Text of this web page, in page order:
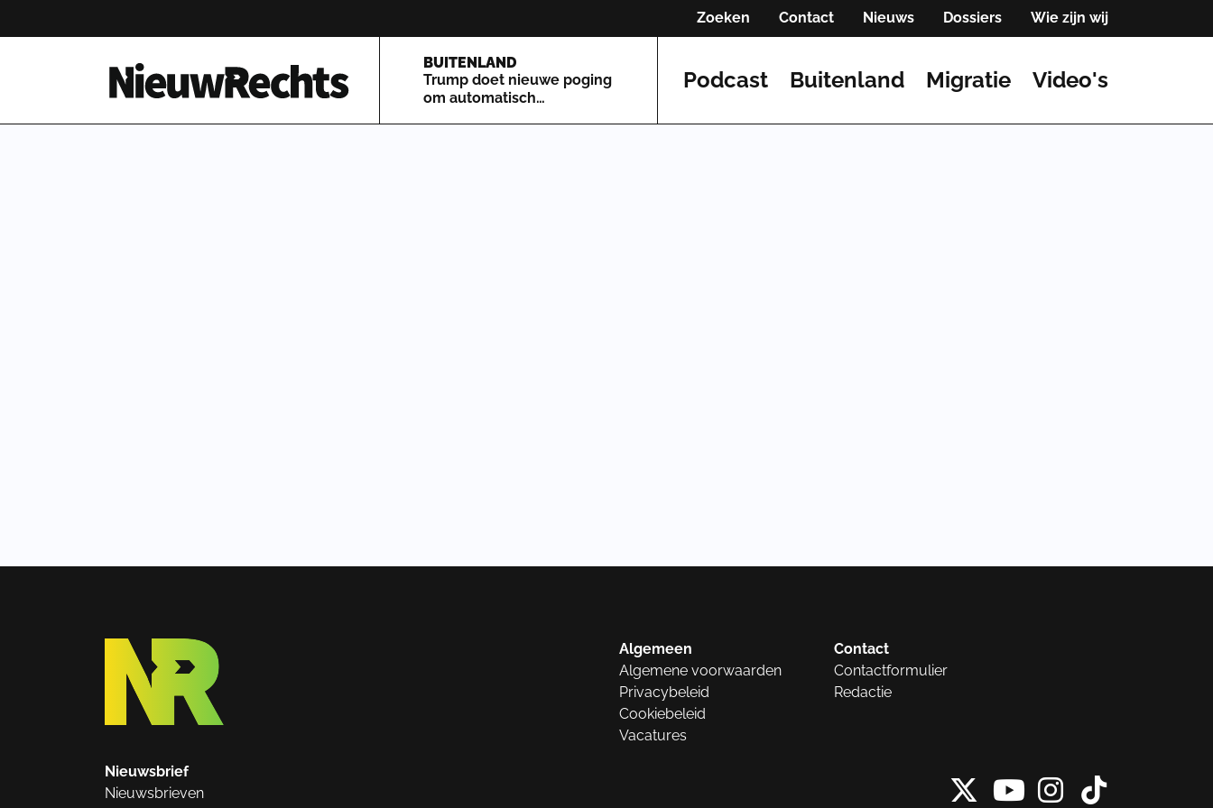
Zoeken Contact Nieuws Dossiers Wie zijn wij
Homepage van NieuwRechts
BUITENLAND
Trump doet nieuwe poging
om automatisch
Podcast Buitenland Migratie Video's
Algemeen
Algemene voorwaarden
Privacybeleid
Cookiebeleid
Vacatures
Contact
Contactformulier
Redactie
Nieuwsbrief
Nieuwsbrieven
X vanInstagram
Tiktok